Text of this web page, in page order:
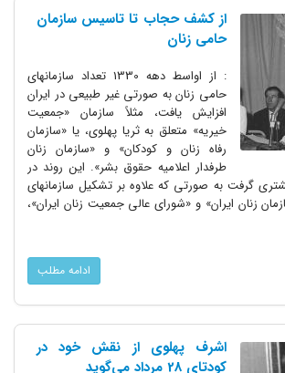
از کشف حجاب تا تاسیس سازمان
حامی زنان
: از اواسط دهه 1330 تعداد سازمانهای
حامی زنان به صورتی غیر طبیعی در ایران
افزایش یافت، مثلاً سازمان‌ «جمعیت
خیریه» متعلق به ثریا پهلوی، یا «سازمان
رفاه زنان و کودکان» و «سازمان زنان
طرفدار اعلامیه حقوق بشر». این روند در
بیشتری گرفت به صورتی که علاوه بر تشکیل سازمانهای
زنان ایران» و «شورای عالی جمعیت زنان ایران»،
ادامه مطلب
اشرف پهلوی از نقش خود در
کودتای 28 مرداد می‌گوید